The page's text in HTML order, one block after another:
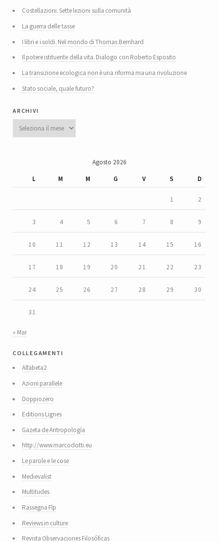
Costellazioni. Sette lezioni sulla comunità
La guerra delle tasse
I libri e i soldi. Nel mondo di Thomas Bernhard
Il potere istituente della vita. Dialogo con Roberto Esposito
La transizione ecologica non è una riforma ma una rivoluzione
Stato sociale, quale futuro?
archivi
Archivi
Agosto 2026
L
M M G V S D
1 2
3 4 5 6 7 8 9
10 11 12 13 14 15 16
17 18 19 20 21 22 23
24 25 26 27 28 29 30
31
« Mar
collegamenti
Alfabeta2
Azioni parallele
Doppiozero
Editions Lignes
Gazeta de Antropología
http://www.marcodotti.eu
Le parole e le cose
Medievalist
Multitudes
Rassegna Flp
Reviews in culture
Revista Observaciones Filosóficas